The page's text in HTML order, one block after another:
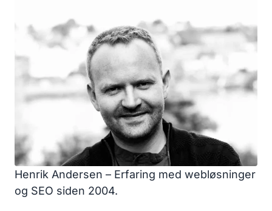
Henrik Andersen – Erfaring med webløsninger
og SEO siden 2004.